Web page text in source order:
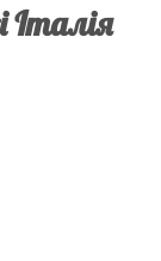
Італія